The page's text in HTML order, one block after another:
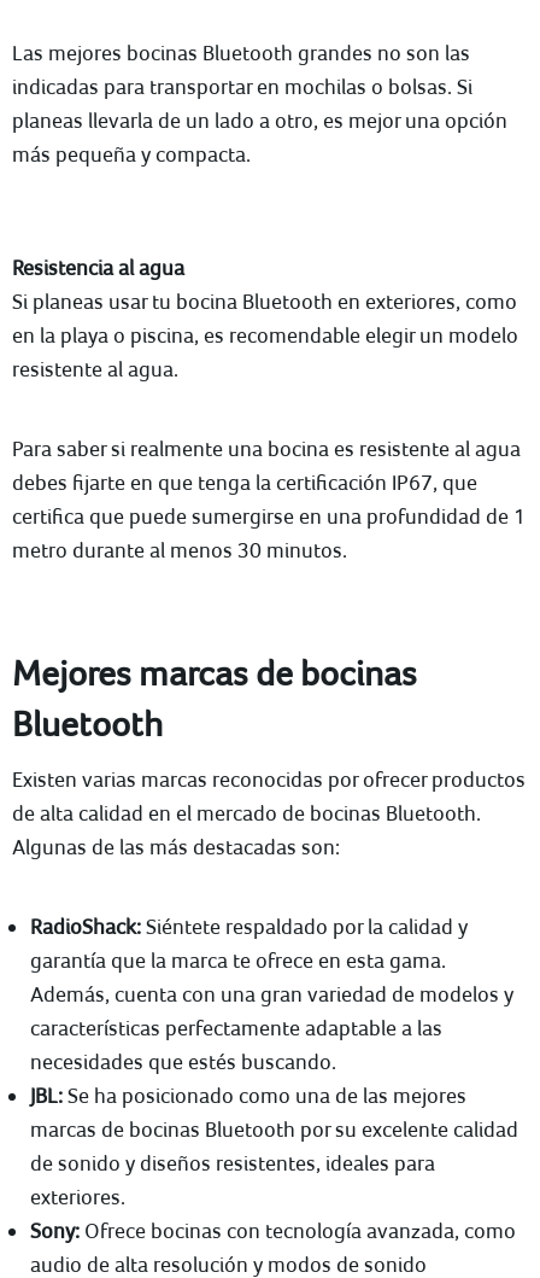
Las mejores bocinas Bluetooth grandes no son las
indicadas para transportar en mochilas o bolsas. Si
planeas llevarla de un lado a otro, es mejor una opción
más pequeña y compacta.
Resistencia al agua
Si planeas usar tu bocina Bluetooth en exteriores, como
en la playa o piscina, es recomendable elegir un modelo
resistente al agua.
Para saber si realmente una bocina es resistente al agua
debes fijarte en que tenga la certificación IP67, que
certifica que puede sumergirse en una profundidad de 1
metro durante al menos 30 minutos.
Mejores marcas de bocinas
Bluetooth
Existen varias marcas reconocidas por ofrecer productos
de alta calidad en el mercado de bocinas Bluetooth.
Algunas de las más destacadas son:
RadioShack:Siéntete respaldado por la calidad y
garantía que la marca te ofrece en esta gama.
Además, cuenta con una gran variedad de modelos y
características perfectamente adaptable a las
necesidades que estés buscando.
JBL:Se ha posicionado como una de las mejores
marcas de bocinas Bluetooth por su excelente calidad
de sonido y diseños resistentes, ideales para
exteriores.
Sony: Ofrece bocinas con tecnología avanzada, como
audio de alta resolución y modos de sonido